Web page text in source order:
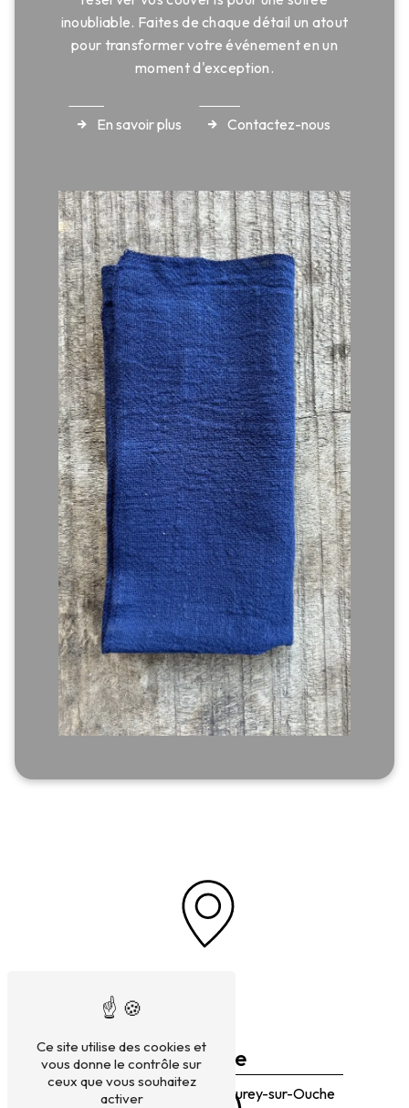
inoubliable. Faites de chaque détail un atout
pour transformer votre événement en un
moment d'exception.
En savoir plus Contactez-nous
Adresse
4 Rue de l'Église 21410 Fleurey-sur-Ouche
Ce site utilise des cookies et
vous donne le contrôle sur
ceux que vous souhaitez
activer